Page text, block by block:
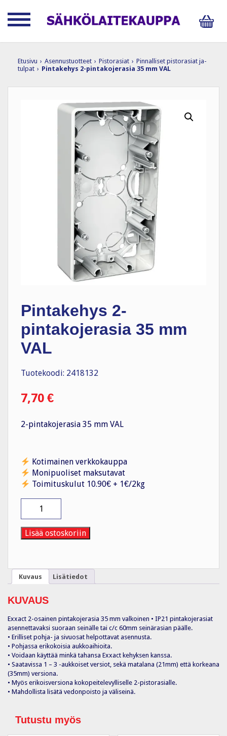
Etusivu › Asennustuotteet › Pistorasiat › Pinnalliset pistorasiat ja-
tulpat › Pintakehys 2-pintakojerasia 35 mm VAL
Pintakehys 2-
pintakojerasia 35 mm
VAL
Tuotekoodi: 2418132
7,70 €
2-pintakojerasia 35 mm VAL
Kotimainen verkkokauppa
Monipuoliset maksutavat
Toimituskulut 10.90€ + 1€/2kg
pintakojerasia
35
mm
Lisää ostoskoriin
Kuvaus Lisätiedot
KUVAUS
Exxact 2-osainen pintakojerasia 35 mm valkoinen • IP21 pintakojerasiat
asennettavaksi suoraan seinälle tai c/c 60mm seinärasian päälle.
• Erilliset pohja- ja sivuosat helpottavat asennusta.
• Pohjassa erikokoisia aukkoaihioita.
• Voidaan käyttää minkä tahansa Exxact kehyksen kanssa.
• Saatavissa 1 – 3 -aukkoiset versiot, sekä matalana (21mm) että korkeana
(35mm) versiona.
• Myös erikoisversiona kokopeitelevylliselle 2-pistorasialle.
• Mahdollista lisätä vedonpoisto ja väliseinä.
Tutustu myös